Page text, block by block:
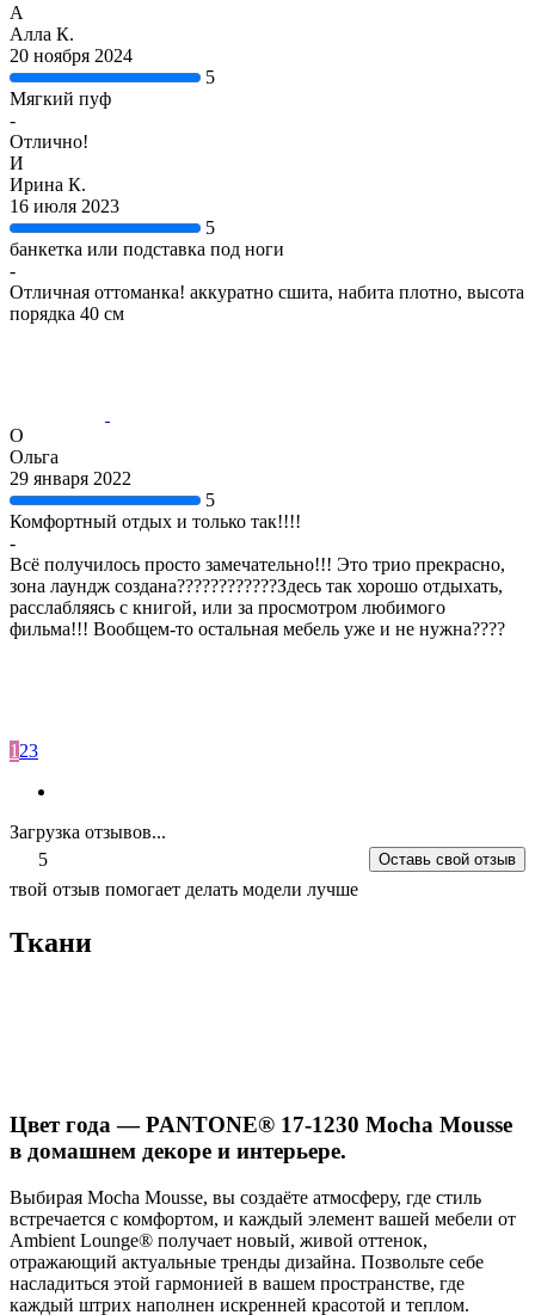
А
Алла К.
20 ноября 2024
5
Мягкий пуф
-
Отлично!
И
Ирина К.
16 июля 2023
5
банкетка или подставка под ноги
-
Отличная оттоманка! аккуратно сшита, набита плотно, высота
порядка 40 см
О
Ольга
29 января 2022
5
Комфортный отдых и только так!!!!
-
Всё получилось просто замечательно!!! Это трио прекрасно,
зона лаундж создана????????????Здесь так хорошо отдыхать,
расслабляясь с книгой, или за просмотром любимого
фильма!!! Вообщем-то остальная мебель уже и не нужна????
1 23
Загрузка отзывов...
5
Оставь свой отзыв
твой отзыв помогает делать модели лучше
Ткани
Цвет года — PANTONE® 17-1230 Mocha Mousse
в домашнем декоре и интерьере.
Выбирая Mocha Mousse, вы создаёте атмосферу, где стиль
встречается с комфортом, и каждый элемент вашей мебели от
Ambient Lounge® получает новый, живой оттенок,
отражающий актуальные тренды дизайна. Позвольте себе
насладиться этой гармонией в вашем пространстве, где
каждый штрих наполнен искренней красотой и теплом.